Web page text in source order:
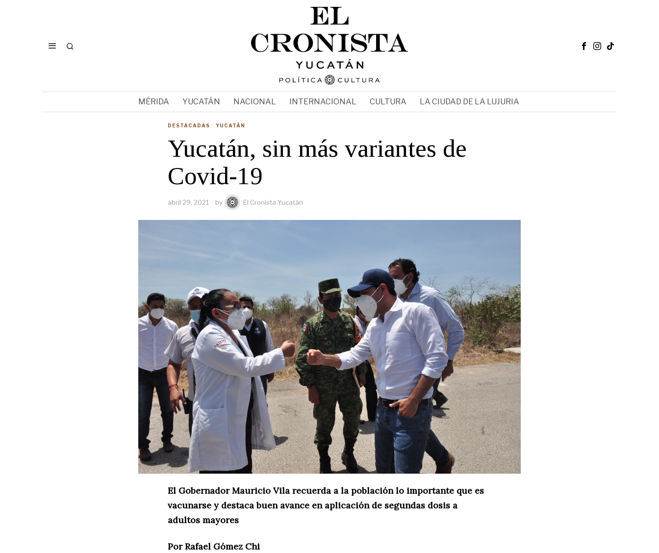
MÉRIDA YUCATÁN NACIONAL INTERNACIONAL CULTURA LA CIUDAD DE LA LUJURIA
DESTACADAS · YUCATÁN
Yucatán, sin más variantes de
Covid-19
abril 29, 2021 by El Cronista Yucatán
El Gobernador Mauricio Vila recuerda a la población lo importante que es
vacunarse y destaca buen avance en aplicación de segundas dosis a
adultos mayores
Por Rafael Gómez Chi